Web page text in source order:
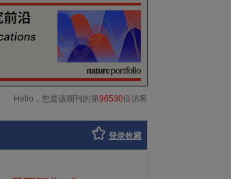
Hello，您是该期刊的第96530位访客
登录收藏